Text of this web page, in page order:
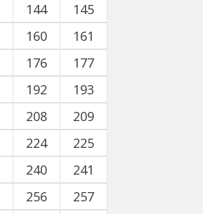
144
145
160
161
176
177
192
193
208
209
224
225
240
241
256 257